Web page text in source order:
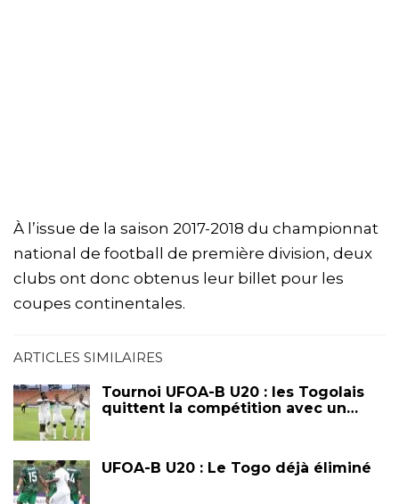
À l’issue de la saison 2017-2018 du championnat
national de football de première division, deux
clubs ont donc obtenus leur billet pour les
coupes continentales.
ARTICLES SIMILAIRES
Tournoi UFOA-B U20 : les Togolais
quittent la compétition avec un…
UFOA-B U20 : Le Togo déjà éliminé